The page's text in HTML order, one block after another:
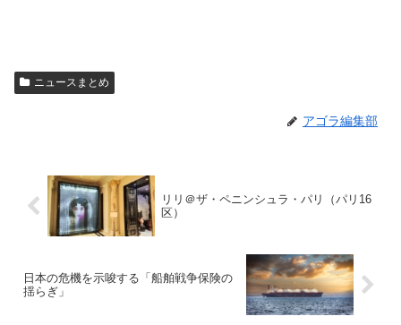
ニュースまとめ
アゴラ編集部
リリ＠ザ・ペニンシュラ・パリ（パリ16
区）
日本の危機を示唆する「船舶戦争保険の
揺らぎ」